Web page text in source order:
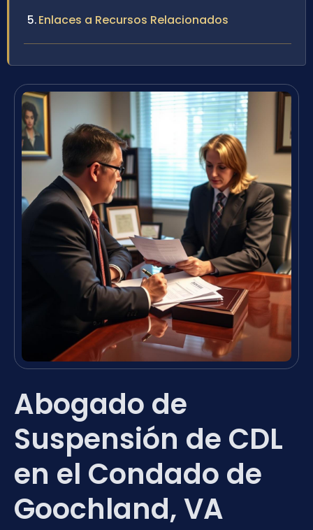
Enlaces a Recursos Relacionados
Abogado de
Suspensión de CDL
en el Condado de
Goochland, VA